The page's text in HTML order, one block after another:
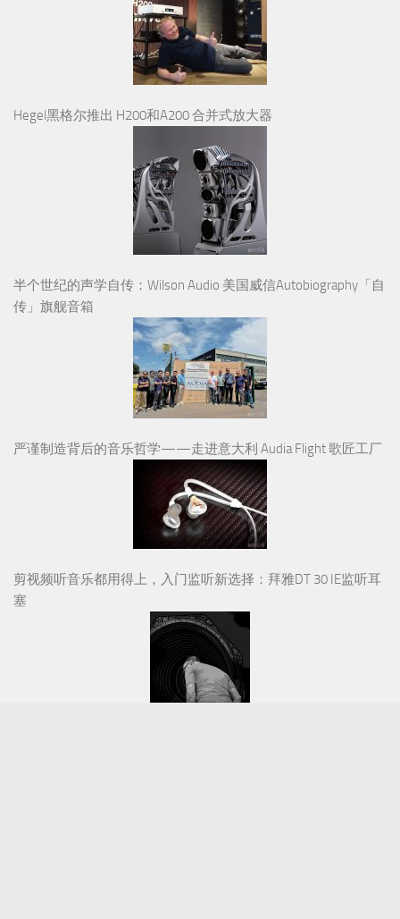
Hegel黑格尔推出 H200和A200 合并式放大器
半个世纪的声学自传：Wilson Audio 美国威信Autobiography「自
传」旗舰音箱
严谨制造背后的音乐哲学——走进意大利 Audia Flight 歌匠工厂
剪视频听音乐都用得上，入门监听新选择：拜雅DT 30 IE监听耳
塞